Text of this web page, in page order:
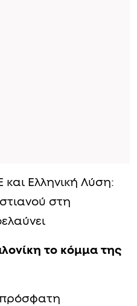
Ελληνική Λύση:
στη
το κόμμα της
πρόσφατη